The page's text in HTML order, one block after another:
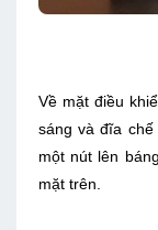
Về mặt điều
sáng và đĩa
một nút lên
mặt trên.